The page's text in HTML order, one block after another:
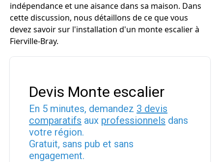
indépendance et une aisance dans sa maison. Dans
cette discussion, nous détaillons de ce que vous
devez savoir sur l'installation d'un monte escalier à
Fierville-Bray.
Devis Monte escalier
En 5 minutes, demandez 3 devis
comparatifs aux professionnels dans
votre région.
Gratuit, sans pub et sans
engagement.